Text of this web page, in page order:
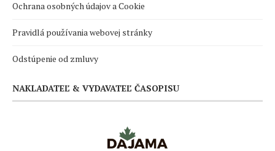
Ochrana osobných údajov a Cookie
Pravidlá používania webovej stránky
Odstúpenie od zmluvy
NAKLADATEĽ & VYDAVATEĽ ČASOPISU